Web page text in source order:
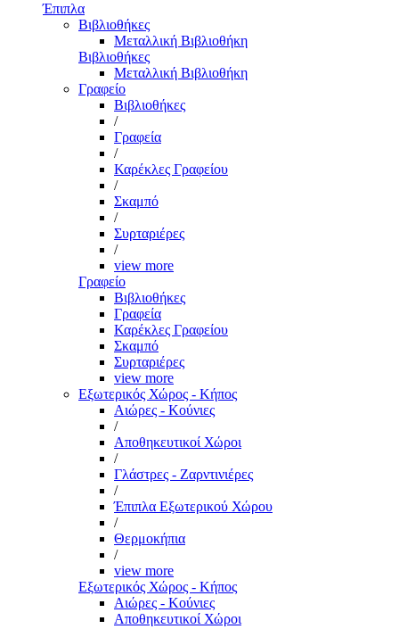
Έπιπλα
Βιβλιοθήκες
Μεταλλική Βιβλιοθήκη
Βιβλιοθήκες
Μεταλλική Βιβλιοθήκη
Γραφείο
Βιβλιοθήκες
/
Γραφεία
/
Καρέκλες Γραφείου
/
Σκαμπό
/
Συρταριέρες
/
view more
Γραφείο
Βιβλιοθήκες
Γραφεία
Καρέκλες Γραφείου
Σκαμπό
Συρταριέρες
view more
Εξωτερικός Χώρος - Κήπος
Αιώρες - Κούνιες
/
Αποθηκευτικοί Χώροι
/
Γλάστρες - Ζαρντινιέρες
/
Έπιπλα Εξωτερικού Χώρου
/
Θερμοκήπια
/
view more
Εξωτερικός Χώρος - Κήπος
Αιώρες - Κούνιες
Αποθηκευτικοί Χώροι